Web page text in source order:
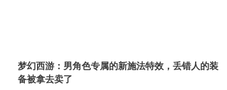
梦幻西游：男角色专属的新施法特效，丢错人的装
备被拿去卖了